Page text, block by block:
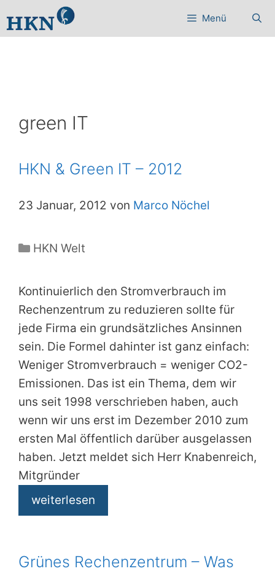
Inhalt
Menü
green IT
HKN & Green IT – 2012
23 Januar, 2012 von Marco Nöchel
Kategorien
HKN Welt
Kontinuierlich den Stromverbrauch im
Rechenzentrum zu reduzieren sollte für
jede Firma ein grundsätzliches Ansinnen
sein. Die Formel dahinter ist ganz einfach:
Weniger Stromverbrauch = weniger CO2-
Emissionen. Das ist ein Thema, dem wir
uns seit 1998 verschrieben haben, auch
wenn wir uns erst im Dezember 2010 zum
ersten Mal öffentlich darüber ausgelassen
haben. Jetzt meldet sich Herr Knabenreich,
Mitgründer
weiterlesen
Grünes Rechenzentrum – Was